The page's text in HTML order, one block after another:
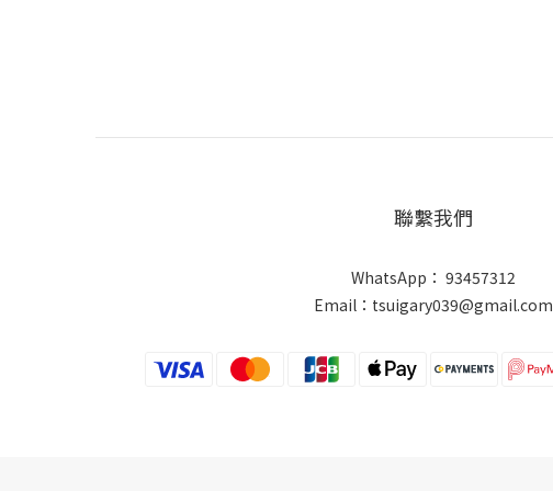
聯繫我們
WhatsApp： 93457312
Email：tsuigary039@gmail.com